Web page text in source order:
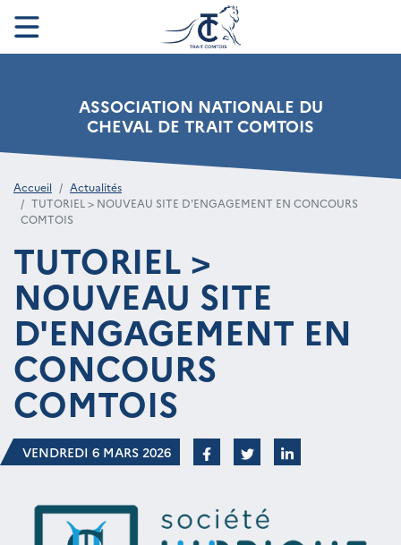
ASSOCIATION NATIONALE DU
CHEVAL DE TRAIT COMTOIS
Accueil
Actualités
TUTORIEL > NOUVEAU SITE D'ENGAGEMENT EN CONCOURS
COMTOIS
TUTORIEL >
NOUVEAU SITE
D'ENGAGEMENT EN
CONCOURS
COMTOIS
VENDREDI 6 MARS 2026